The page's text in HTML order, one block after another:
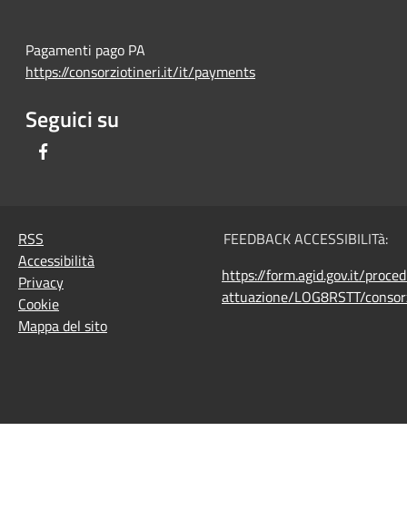
Pagamenti pago PA
https://consorziotineri.it/it/payments
Seguici su
RSS
Accessibilità
Privacy
Cookie
Mappa del sito
FEEDBACK ACCESSIBILITà:
https://form.agid.gov.it/
attuazione/LOG8RSTT/